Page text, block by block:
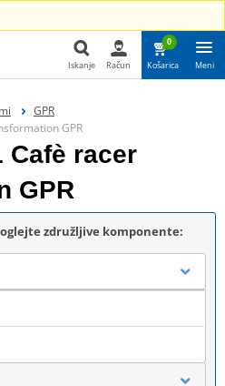
Iskanje Račun
0
Košarica Meni
GPR
GPR
Cafè racer
GPR
združljive komponente: